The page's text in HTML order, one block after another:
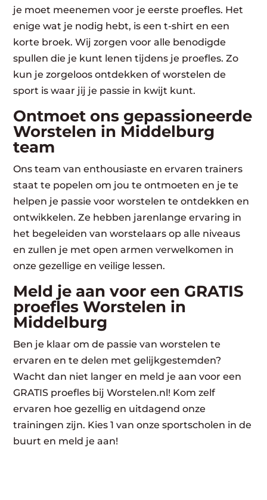
je moet meenemen voor je eerste proefles. Het
enige wat je nodig hebt, is een t-shirt en een
korte broek. Wij zorgen voor alle benodigde
spullen die je kunt lenen tijdens je proefles. Zo
kun je zorgeloos ontdekken of worstelen de
sport is waar jij je passie in kwijt kunt.
Ontmoet ons gepassioneerde
Worstelen in Middelburg
team
Ons team van enthousiaste en ervaren trainers
staat te popelen om jou te ontmoeten en je te
helpen je passie voor worstelen te ontdekken en
ontwikkelen. Ze hebben jarenlange ervaring in
het begeleiden van worstelaars op alle niveaus
en zullen je met open armen verwelkomen in
onze gezellige en veilige lessen.
Meld je aan voor een GRATIS
proefles Worstelen in
Middelburg
Ben je klaar om de passie van worstelen te
ervaren en te delen met gelijkgestemden?
Wacht dan niet langer en meld je aan voor een
GRATIS proefles bij Worstelen.nl! Kom zelf
ervaren hoe gezellig en uitdagend onze
trainingen zijn. Kies 1 van onze sportscholen in de
buurt en meld je aan!